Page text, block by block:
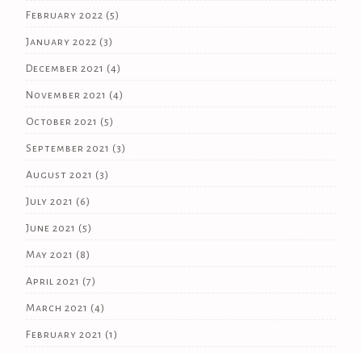
February 2022 (5)
January 2022 (3)
December 2021 (4)
November 2021 (4)
October 2021 (5)
September 2021 (3)
August 2021 (3)
July 2021 (6)
June 2021 (5)
May 2021 (8)
April 2021 (7)
March 2021 (4)
February 2021 (1)